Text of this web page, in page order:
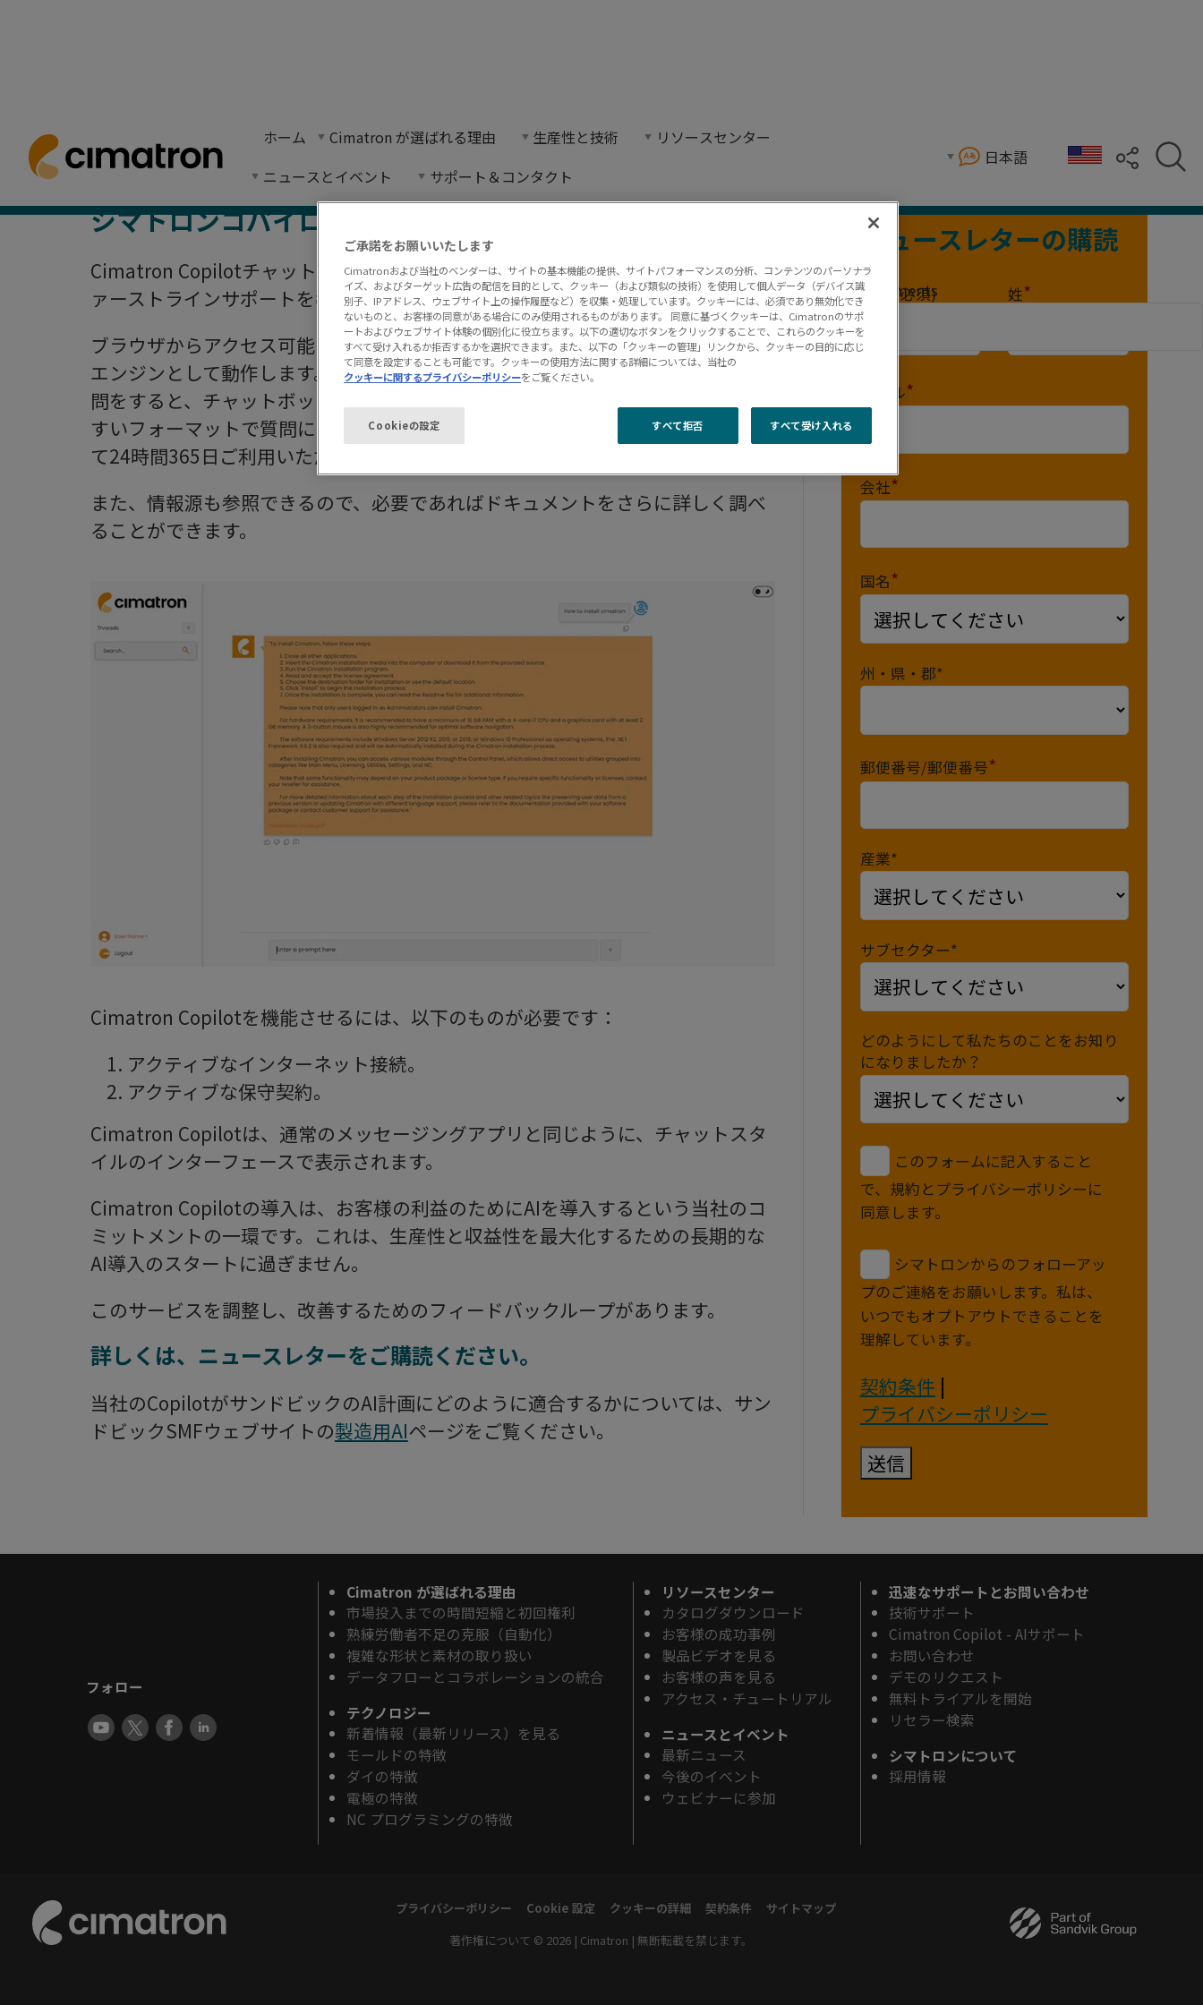
ホーム Cimatron が選ばれる理由 生産性と技術
リソースセンター
ニュースとイベント
サポート＆コンタクト
日本語
ホーム
Cimatron Copilot（シマトロンコパイロット）は、迅速で使いやすいユーザーサポートのためのAIチャットボットです。
Cimatron Copilot - AIサポート
シマトロンコパイロットによる迅速で効果的なAIサポート
Cimatron Copilotチャットボットが顧客からの問い合わせに効率的に対応するフ
ァーストラインサポートを導入
ブラウザからアクセス可能なCimatron Copilotは、大規模な言語モデル上の検索
エンジンとして動作します。Microsoft AzureのオープンAIを搭載しています。質
問をすると、チャットボットは製品ドキュメントを検索する手間を省き、読みや
すいフォーマットで質問に回答します。バーチャルカスタマーアシスタントとし
て24時間365日ご利用いただけます。
また、情報源も参照できるので、必要であればドキュメントをさらに詳しく調べ
ることができます。
Cimatron Copilotを機能させるには、以下のものが必要です：
アクティブなインターネット接続。
アクティブな保守契約。
Cimatron Copilotは、通常のメッセージングアプリと同じように、チャットスタ
イルのインターフェースで表示されます。
Cimatron Copilotの導入は、お客様の利益のためにAIを導入するという当社のコ
ミットメントの一環です。これは、生産性と収益性を最大化するための長期的な
AI導入のスタートに過ぎません。
このサービスを調整し、改善するためのフィードバックループがあります。
詳しくは、ニュースレターをご購読ください。
当社のCopilotがサンドビックのAI計画にどのように適合するかについては、サン
ドビックSMFウェブサイトの製造用AIページをご覧ください。
ニュースレターの購読
Comments
名 *必須) 姓*
メール*
会社*
国名*
州・県・郡*
郵便番号/郵便番号*
産業*
サブセクター*
どのようにして私たちのことをお知り
になりましたか？
このフォームに記入すること
で、規約とプライバシーポリシーに
同意します。
シマトロンからのフォローアッ
プのご連絡をお願いします。私は、
いつでもオプトアウトできることを
理解しています。
契約条件 |
プライバシーポリシー
送信
フォロー
Cimatron が選ばれる理由
市場投入までの時間短縮と初回権利
熟練労働者不足の克服（自動化）
複雑な形状と素材の取り扱い
データフローとコラボレーションの統合
テクノロジー
新着情報（最新リリース）を見る
モールドの特徴
ダイの特徴
電極の特徴
NC プログラミングの特徴
リソースセンター
カタログダウンロード
お客様の成功事例
製品ビデオを見る
お客様の声を見る
アクセス・チュートリアル
ニュースとイベント
最新ニュース
今後のイベント
ウェビナーに参加
迅速なサポートとお問い合わせ
技術サポート
Cimatron Copilot - AIサポート
お問い合わせ
デモのリクエスト
無料トライアルを開始
リセラー検索
シマトロンについて
採用情報
プライバシーポリシー Cookie 設定 クッキーの詳細 契約条件
サイトマップ
著作権について © 2026 | Cimatron | 無断転載を禁じます。
ご承諾をお願いいたします
Cimatronおよび当社のベンダーは、サイトの基本機能の提供、サイトパフォーマンスの分析、コンテンツのパーソナラ
イズ、およびターゲット広告の配信を目的として、クッキー（および類似の技術）を使用して個人データ（デバイス識
別子、IPアドレス、ウェブサイト上の操作履歴など）を収集・処理しています。クッキーには、必須であり無効化でき
ないものと、お客様の同意がある場合にのみ使用されるものがあります。 同意に基づくクッキーは、Cimatronのサポ
ートおよびウェブサイト体験の個別化に役立ちます。以下の適切なボタンをクリックすることで、これらのクッキーを
すべて受け入れるか拒否するかを選択できます。また、以下の「クッキーの管理」リンクから、クッキーの目的に応じ
て同意を設定することも可能です。クッキーの使用方法に関する詳細については、当社の
クッキーに関するプライバシーポリシーをご覧ください。
Cookieの設定 すべて拒否 すべて受け入れる